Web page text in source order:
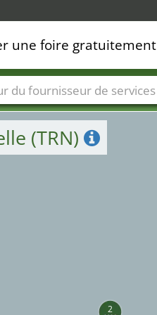
2
(TRN)
une foire gratuitement
du fournisseur de services